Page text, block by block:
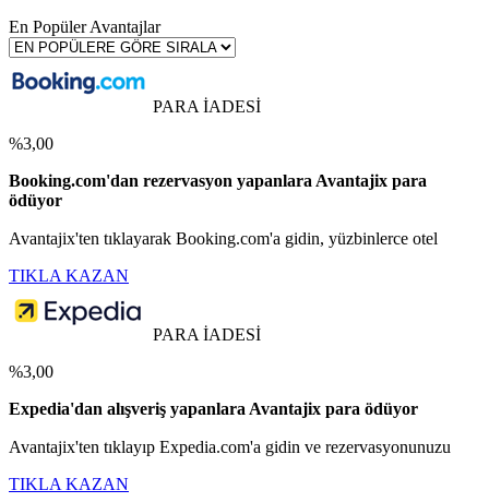
En Popüler Avantajlar
PARA İADESİ
%3,00
Booking.com'dan rezervasyon yapanlara Avantajix para
ödüyor
Avantajix'ten tıklayarak Booking.com'a gidin, yüzbinlerce otel
TIKLA KAZAN
PARA İADESİ
%3,00
Expedia'dan alışveriş yapanlara Avantajix para ödüyor
Avantajix'ten tıklayıp Expedia.com'a gidin ve rezervasyonunuzu
TIKLA KAZAN